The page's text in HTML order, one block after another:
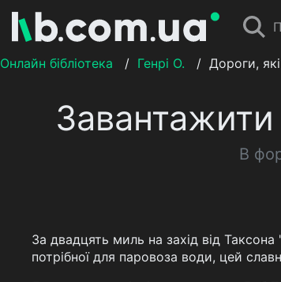
Онлайн бібліотека / Генрі О. / Дороги,
В
За двадцять миль на захід від
потрібної для паровоза води, цей